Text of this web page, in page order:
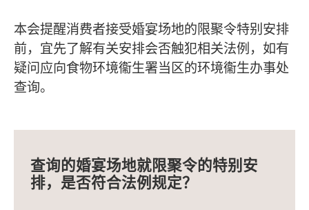
本会提醒消费者接受婚宴场地的限聚令特别安排
前，宜先了解有关安排会否触犯相关法例，如有
疑问应向食物环境衞生署当区的环境衞生办事处
查询。
查询的婚宴场地就限聚令的特别安
排，是否符合法例规定？